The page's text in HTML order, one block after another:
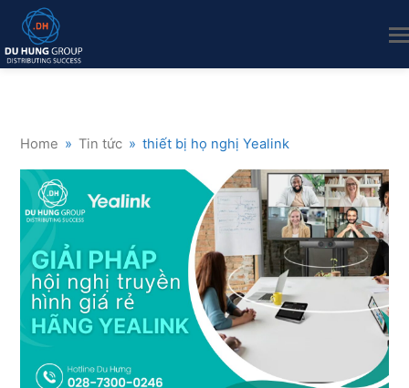
Home » Tin tức » thiết bị họ nghị Yealink